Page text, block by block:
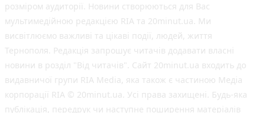
розміром аудиторії. Новини створюються для Вас
мультимедійною редакцією RIA та 20minut.ua. Ми
висвітлюємо важливі та цікаві події, людей, життя
Тернополя. Редакція запрошує читачів додавати власні
новини в розділ "Від читачів". Сайт 20minut.ua входить до
видавничої групи RIA Media, яка також є частиною Медіа
корпорації RIA © 20minut.ua. Усі права захищені. Будь-яка
публiкацiя, передрук чи наступне поширення матеріалів